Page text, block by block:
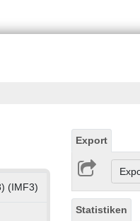
(IMF3)
Export
Statistiken